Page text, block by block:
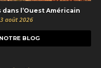
l’Ouest Américain
août 2026
BLOG